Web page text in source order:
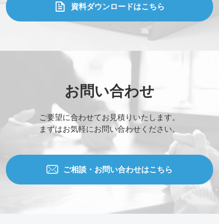
資料ダウンロードはこちら
お問い合わせ
ご要望に合わせてお見積りいたします。
まずはお気軽にお問い合わせください。
ご相談・お問い合わせはこちら